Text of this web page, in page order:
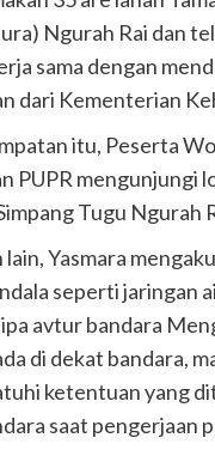
Ngurah Rai dan
sama dengan
dari Kementerian
itu, Peserta
PUPR mengunjungi
Tugu Ngurah
lain, Yasmara
seperti jaringan
avtur bandara
di dekat bandara,
ketentuan yang
saat pengerjaan